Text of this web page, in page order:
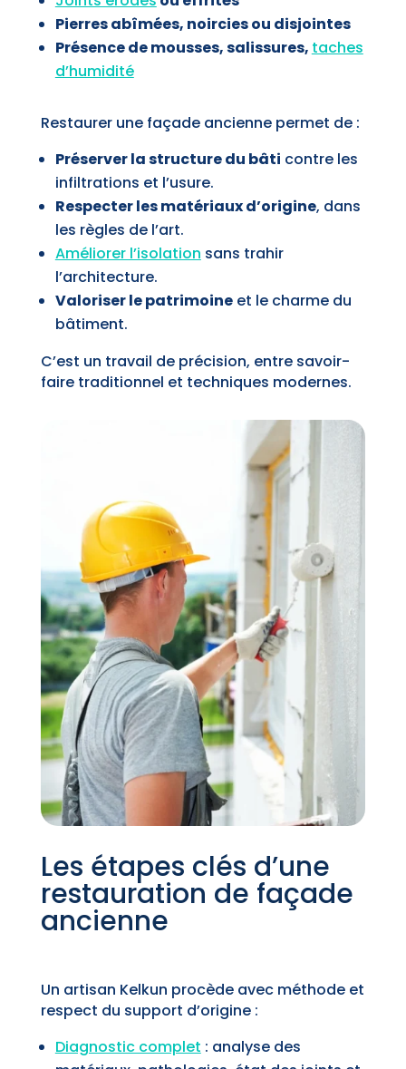
Pierres abîmées, noircies ou disjointes
Présence de mousses, salissures, taches
d’humidité
Restaurer une façade ancienne permet de :
Préserver la structure du bâti contre les
infiltrations et l’usure.
Respecter les matériaux d’origine, dans
les règles de l’art.
Améliorer l’isolation sans trahir
l’architecture.
Valoriser le patrimoineet le charme du
bâtiment.
C’est un travail de précision, entre savoir-
faire traditionnel et techniques modernes.
Les étapes clés d’une
restauration de façade
ancienne
Un artisan Kelkun procède avec méthode et
respect du support d’origine :
Diagnostic complet : analyse des